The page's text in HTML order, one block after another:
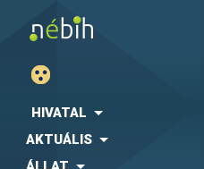
HIVATAL
AKTUÁLIS